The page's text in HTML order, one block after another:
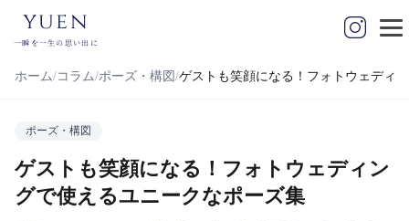
yuen
一瞬を一生の思い出に
ホーム コラム ポーズ・構図 ゲストも笑顔になる！フォトウェディ
ポーズ・構図
ゲストも笑顔になる！フォトウェディン
グで使えるユニークなポーズ集